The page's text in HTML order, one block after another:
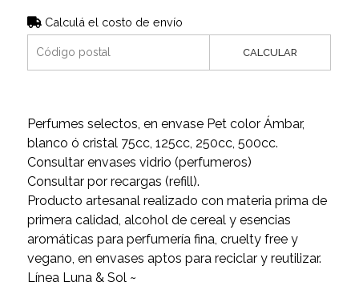
Calculá el costo de envío
CALCULAR
Perfumes selectos, en envase Pet color Ámbar,
blanco ó cristal 75cc, 125cc, 250cc, 500cc.
Consultar envases vidrio (perfumeros)
Consultar por recargas (refill).
Producto artesanal realizado con materia prima de
primera calidad, alcohol de cereal y esencias
aromáticas para perfumería fina, cruelty free y
vegano, en envases aptos para reciclar y reutilizar.
Línea Luna & Sol ~